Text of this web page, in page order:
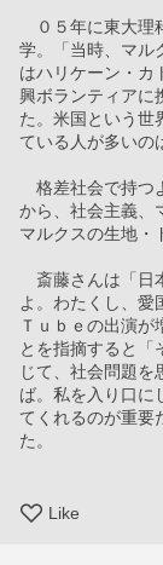
０５年に東大理
学。「当時、マル
はハリケーン・カ
興ボランティアに
た。米国という世
ている人が多いの
格差社会で持つ
から、社会主義、
マルクスの生地・
斎藤さんは「日
よ。わたくし、愛
Ｔｕｂｅの出演が
とを指摘すると「
じて、社会問題
ば。私を入り口に
てくれるのが重要
た。
Like